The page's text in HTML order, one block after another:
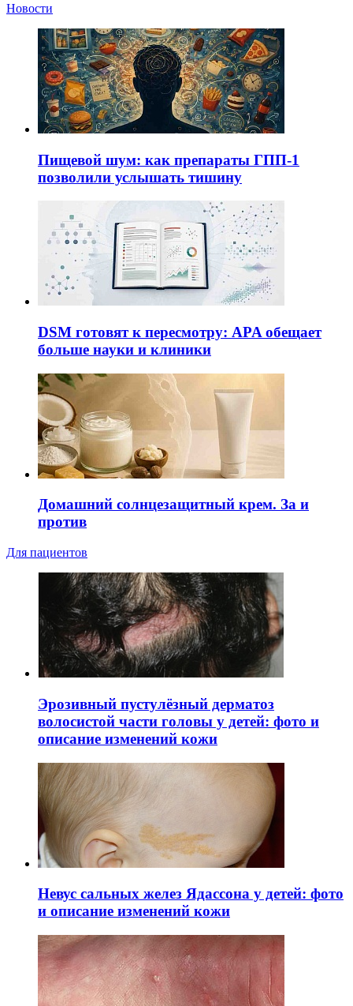
Новости
Пищевой шум: как препараты ГПП-1
позволили услышать тишину
DSM готовят к пересмотру: APA обещает
больше науки и клиники
Домашний солнцезащитный крем. За и
против
Для пациентов
Эрозивный пустулёзный дерматоз
волосистой части головы у детей: фото и
описание изменений кожи
Невус сальных желез Ядассона у детей: фото
и описание изменений кожи